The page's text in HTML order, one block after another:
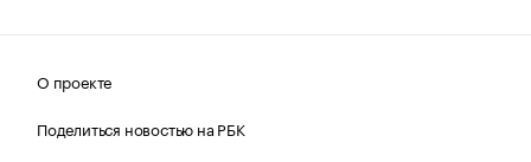
О проекте
Поделиться новостью на РБК